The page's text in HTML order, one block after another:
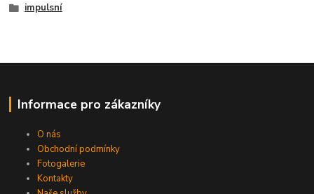
impulsní
Informace pro zákazníky
O nás
Obchodní podmínky
Fotogalerie
Kontakty